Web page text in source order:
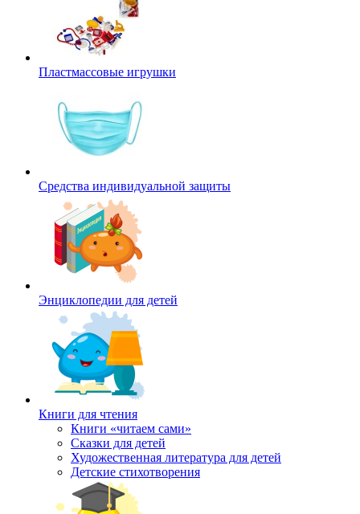
Пластмассовые игрушки
Средства индивидуальной защиты
Энциклопедии для детей
Книги для чтения
Книги «читаем сами»
Сказки для детей
Художественная литература для детей
Детские стихотворения